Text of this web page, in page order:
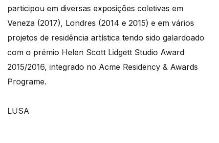
participou em diversas exposições coletivas em
Veneza (2017), Londres (2014 e 2015) e em vários
projetos de residência artística tendo sido galardoado
com o prémio Helen Scott Lidgett Studio Award
2015/2016, integrado no Acme Residency & Awards
Programe.
LUSA